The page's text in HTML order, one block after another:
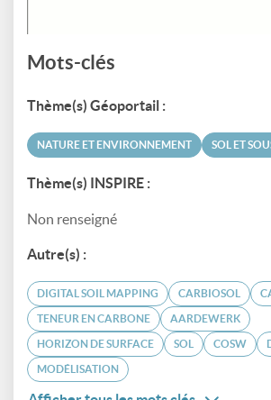
Mots-clés
Thème(s) Géoportail :
NATURE ET ENVIRONNEMENT SOL ET
Thème(s) INSPIRE :
Non renseigné
Autre(s) :
DIGITAL SOIL MAPPING CARBIOSOL
TENEUR EN CARBONE AARDEWERK
HORIZON DE SURFACE SOL COSW
MODÉLISATION